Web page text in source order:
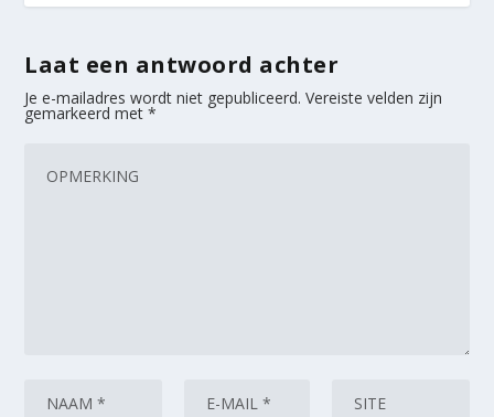
Laat een antwoord achter
Je e-mailadres wordt niet gepubliceerd. Vereiste velden zijn
gemarkeerd met*